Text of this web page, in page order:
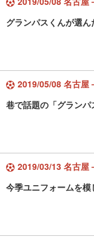
グランパスくんが選
2019/05/08 名古屋
巷で話題の「グラン
2019/03/13 名古屋
今季ユニフォームを模